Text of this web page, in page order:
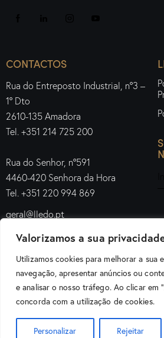
Valorizamos a sua
Utilizamos cookies para melhorar a sua
navegação, apresentar anúncios ou
e analisar o nosso tráfego. Ao clicar em
concorda com a utilização de cookies.
Personalizar Rejeitar
CONTACTOS
Rua do Entreposto Industrial, nº3 –
1º Dto
2610-135 Amadora
Tel. +351 214 725 200
Rua do Senhor, nº591
4460-420 Senhora da Hora
Tel. +351 220 994 869
geral@lledo.pt
Lledo Iluminação Portugal © 2026. Todos